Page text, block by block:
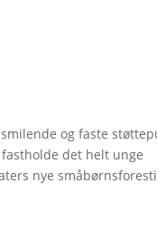
og faste
det helt unge
nye